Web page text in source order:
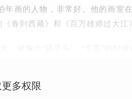
画的人物，非常好。他的画室
春到西藏》和《百万雄师过大江
多权限